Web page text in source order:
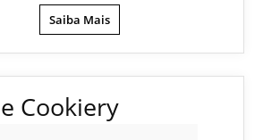
Saiba Mais
Cookiery